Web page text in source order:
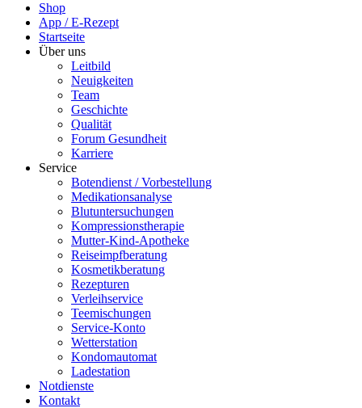
Shop
App / E-Rezept
Startseite
Über uns
Leitbild
Neuigkeiten
Team
Geschichte
Qualität
Forum Gesundheit
Karriere
Service
Botendienst / Vorbestellung
Medikationsanalyse
Blutuntersuchungen
Kompressionstherapie
Mutter-Kind-Apotheke
Reiseimpfberatung
Kosmetikberatung
Rezepturen
Verleihservice
Teemischungen
Service-Konto
Wetterstation
Kondomautomat
Ladestation
Notdienste
Kontakt